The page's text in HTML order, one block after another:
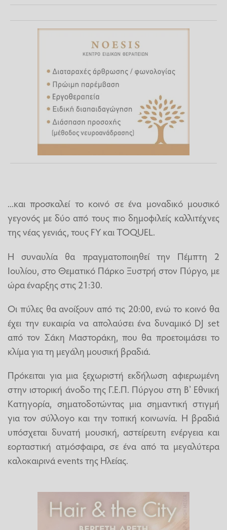
...και προσκαλεί το κοινό σε ένα μοναδικό μουσικό
γεγονός με δύο από τους πιο δημοφιλείς καλλιτέχνες
της νέας γενιάς, τους FY και TOQUEL.
Η συναυλία θα πραγματοποιηθεί την Πέμπτη 2
Ιουλίου, στο Θεματικό Πάρκο Ξυστρή στον Πύργο, με
ώρα έναρξης στις 21:30.
Οι πύλες θα ανοίξουν από τις 20:00, ενώ το κοινό θα
έχει την ευκαιρία να απολαύσει ένα δυναμικό DJ set
από τον Σάκη Μαστοράκη, που θα προετοιμάσει το
κλίμα για τη μεγάλη μουσική βραδιά.
Πρόκειται για μια ξεχωριστή εκδήλωση αφιερωμένη
στην ιστορική άνοδο της Γ.Ε.Π. Πύργου στη Β’ Εθνική
Κατηγορία, σηματοδοτώντας μια σημαντική στιγμή
για τον σύλλογο και την τοπική κοινωνία. Η βραδιά
υπόσχεται δυνατή μουσική, αστείρευτη ενέργεια και
εορταστική ατμόσφαιρα, σε ένα από τα μεγαλύτερα
καλοκαιρινά events της Ηλείας.